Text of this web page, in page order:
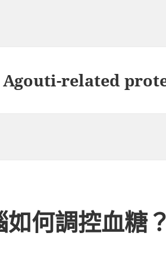
Agouti-related
如何調控血糖？